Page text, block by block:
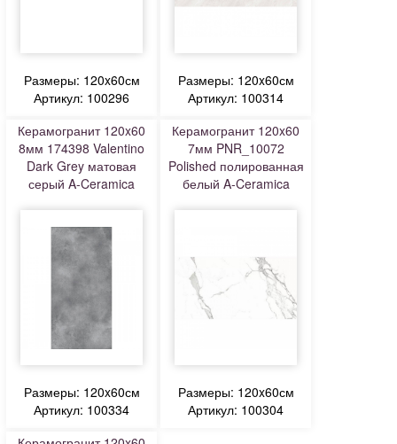
Размеры: 120x60см
Артикул: 100296
Размеры: 120x60см
Артикул: 100314
Керамогранит 120x60
8мм 174398 Valentino
Dark Grey матовая
серый A-Ceramica
Размеры: 120x60см
Артикул: 100334
Керамогранит 120x60
7мм PNR_10072
Polished полированная
белый A-Ceramica
Размеры: 120x60см
Артикул: 100304